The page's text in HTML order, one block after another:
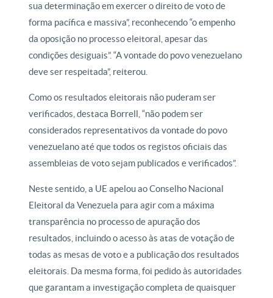
sua determinação em exercer o direito de voto de
forma pacífica e massiva”, reconhecendo “o empenho
da oposição no processo eleitoral, apesar das
condições desiguais”. “A vontade do povo venezuelano
deve ser respeitada”, reiterou.
Como os resultados eleitorais não puderam ser
verificados, destaca Borrell, “não podem ser
considerados representativos da vontade do povo
venezuelano até que todos os registos oficiais das
assembleias de voto sejam publicados e verificados”.
Neste sentido, a UE apelou ao Conselho Nacional
Eleitoral da Venezuela para agir com a máxima
transparência no processo de apuração dos
resultados, incluindo o acesso às atas de votação de
todas as mesas de voto e a publicação dos resultados
eleitorais. Da mesma forma, foi pedido às autoridades
que garantam a investigação completa de quaisquer